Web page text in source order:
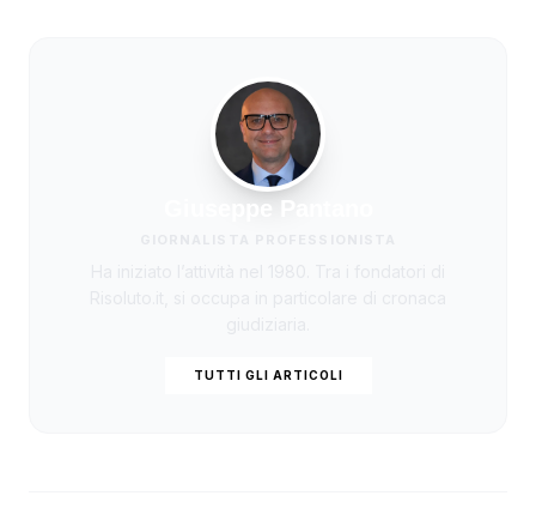
Giuseppe Pantano
TUTTI GLI ARTICOLI